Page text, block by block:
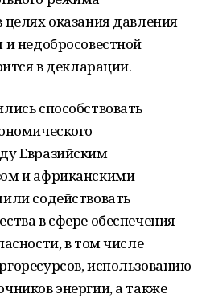
оказания давления
недобросовестной
в декларации.
способствовать
Евразийским
и африканскими
содействовать
в сфере обеспечения
в том числе
использованию
энергии, а также